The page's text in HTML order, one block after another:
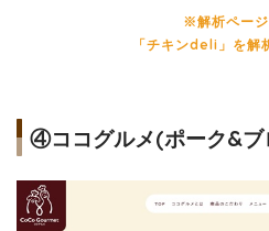
※解析ページ
「チキンdeli」を解
④ココグルメ(ポーク&ブ